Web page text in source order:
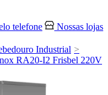
telefone
Nossas lojas
Industrial
RA20-I2 Frisbel 220V